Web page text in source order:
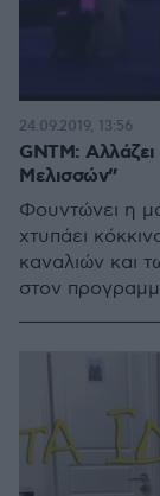
GNTΜ:
Μελισσών”
Φουντώνει η
χτυπάει
καναλιών και
στον
24.09.2019, 13:56